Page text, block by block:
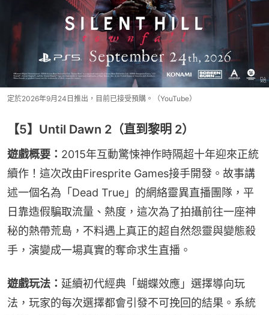
定於2026年9月24日推出，目前已接受預購。（YouTube）
【5】Until Dawn 2（直到黎明 2）
遊戲概要： 2015年互動驚悚神作時隔超十年迎來正統
續作！這次改由Firesprite Games接手開發。故事講
述一個名為「Dead True」的網絡靈異直播團隊，平
日靠造假騙取流量、熱度，這次為了拍攝前往一座神
秘的熱帶荒島，不料遇上真正的超自然怨靈與變態殺
手，演變成一場真實的奪命求生直播。
遊戲玩法： 延續初代經典「蝴蝶效應」選擇導向玩
法，玩家的每次選擇都會引發不可挽回的結果。系統